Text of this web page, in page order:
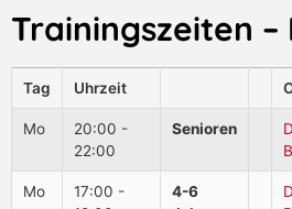
Trainingszeiten​ –
Tag Uhrzeit
Mo
20:00 -
22:00
Senioren
Mo
17:00 -
4-6